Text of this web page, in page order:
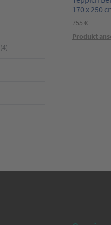
170 x 250
755 €
Produkt
(4)